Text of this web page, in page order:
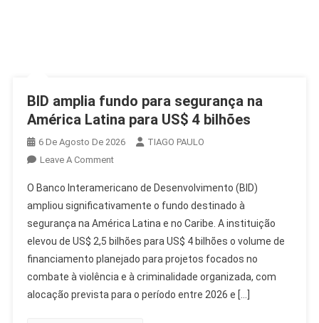
BID amplia fundo para segurança na
América Latina para US$ 4 bilhões
6 De Agosto De 2026
TIAGO PAULO
Leave A CommentOn
Amplia
Fundo
Para
Segurança
Na
América
O Banco Interamericano de Desenvolvimento (BID)
ampliou significativamente o fundo destinado à
segurança na América Latina e no Caribe. A instituição
elevou de US$ 2,5 bilhões para US$ 4 bilhões o volume de
financiamento planejado para projetos focados no
combate à violência e à criminalidade organizada, com
alocação prevista para o período entre 2026 e […]